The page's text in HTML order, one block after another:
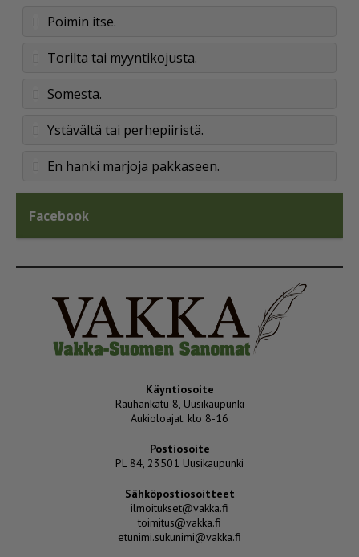
Poimin itse.
Torilta tai myyntikojusta.
Somesta.
Ystävältä tai perhepiiristä.
En hanki marjoja pakkaseen.
Facebook
Käyntiosoite
Rauhankatu 8, Uusikaupunki
Aukioloajat: klo 8-16
Postiosoite
PL 84, 23501 Uusikaupunki
Sähköpostiosoitteet
ilmoitukset@vakka.fi
toimitus@vakka.fi
etunimi.sukunimi@vakka.fi